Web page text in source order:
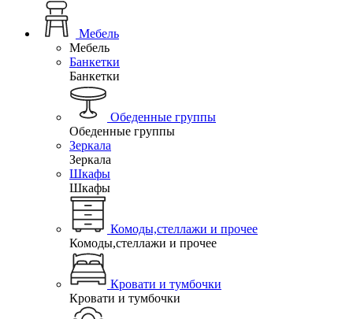
Мебель
Мебель
Банкетки
Банкетки
Обеденные группы
Обеденные группы
Зеркала
Зеркала
Шкафы
Шкафы
Комоды,стеллажи и прочее
Комоды,стеллажи и прочее
Кровати и тумбочки
Кровати и тумбочки